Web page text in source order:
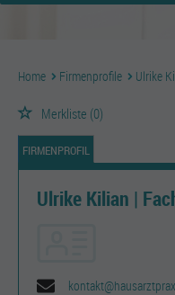
Home Firmenprofile Ulrike
Merkliste (0)
FIRMENPROFIL
Ulrike Kilian |